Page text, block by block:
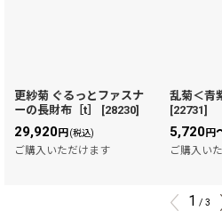
更紗菊 ぐるっとファスナ
ーの長財布［t］
[28230]
29,920円 (税込)
ご購入いただけます
乱菊＜青
[22731]
5,720円
ご購入い
1 / 3